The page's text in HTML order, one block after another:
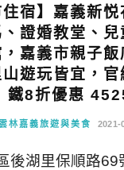
住宿】嘉義新悦
證婚教堂、兒
嘉義市親子飯
遊玩皆宜，官
鐵8折優惠
林嘉義旅遊與美食 2021-
後湖里保順路69